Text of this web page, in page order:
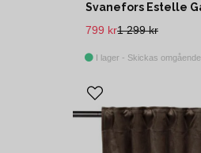
1 299 kr
799 kr
I lager - Skickas omgående